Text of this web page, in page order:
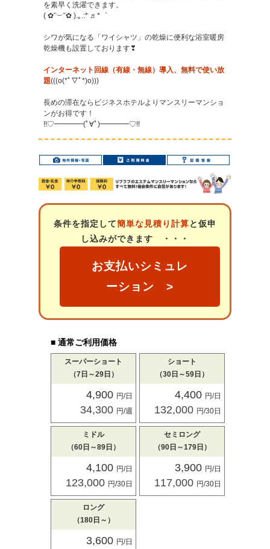
を素早く洗濯できます。
( ✿˘︶˘✿ ).｡.:* ♬*゜
シワが気になる「ワイシャツ」の乾燥に便利な浴室暖房
乾燥機も設置しております❣
インターネット回線（有線・無線）導入、無料で使い放
題(((o(*ﾟ▽ﾟ*)o)))
長めの滞在ならビジネスホテルよりマンスリーマンショ
ンがお得です！
!!♡━━━━(ﾟ∀ﾟ)━━━━♡!!
条件を指定して簡単な見積り計算と仮申
し込みができます ・・・
お支払いシミュレ
ーション >
■ 通常ご利用価格
スーパーショート
（7日～29日）
4,900 円/日
34,300 円/週
ショート
（30日～59日）
4,400 円/日
132,000 円/30日
ミドル
（60日～89日）
4,100 円/日
123,000 円/30日
セミロング
（90日～179日）
3,900 円/日
117,000 円/30日
ロング
（180日～）
3,600 円/日